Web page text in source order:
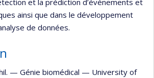
ainsi que dans le développement
de données.
— Génie biomédical — University of